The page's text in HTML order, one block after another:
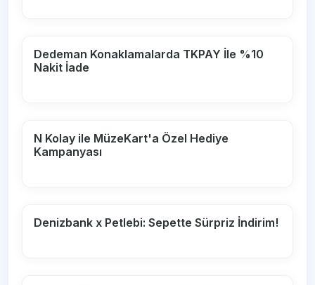
Dedeman Konaklamalarda TKPAY İle %10
Nakit İade
N Kolay ile MüzeKart'a Özel Hediye
Kampanyası
Denizbank x Petlebi: Sepette Sürpriz İndirim!